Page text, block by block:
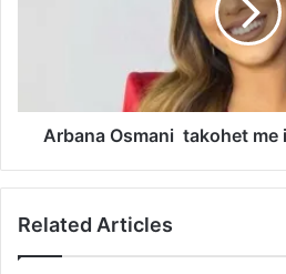
Arbana Osmani takohet me
Related Articles